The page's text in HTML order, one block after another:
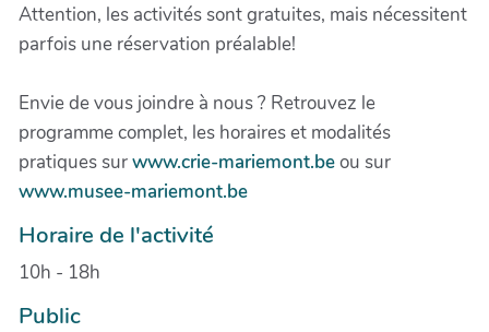
Attention, les activités sont gratuites, mais nécessitent
parfois une réservation préalable!
Envie de vous joindre à nous ? Retrouvez le
programme complet, les horaires et modalités
pratiques surwww.crie-mariemont.beou sur
www.musee-mariemont.be
Horaire de l'activité
10h - 18h
Public